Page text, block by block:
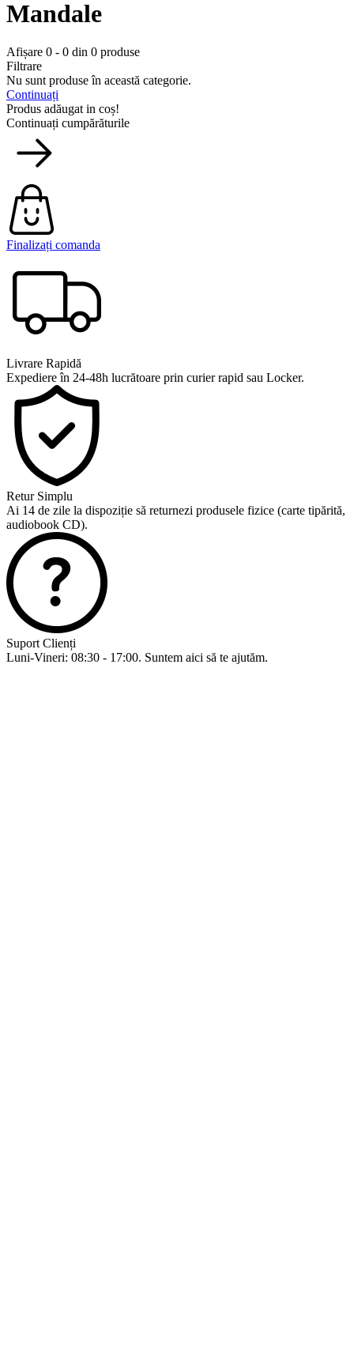
Mandale
Afișare 0 - 0 din 0 produse
Filtrare
Nu sunt produse în această categorie.
Continuați
Produs adăugat in coș!
Continuați cumpărăturile
Finalizați comanda
Livrare Rapidă
Expediere în 24-48h lucrătoare prin curier rapid sau Locker.
Retur Simplu
Ai 14 de zile la dispoziție să returnezi produsele fizice (carte tipărită,
audiobook CD).
Suport Clienți
Luni-Vineri: 08:30 - 17:00. Suntem aici să te ajutăm.